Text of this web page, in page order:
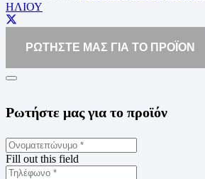
ΗΛΙΟΥ
ΡΩΤΗΣΤΕ ΜΑΣ ΓΙΑ ΤΟ ΠΡΟΪΟΝ
Ρωτήστε μας για το προϊόν
Fill out this field